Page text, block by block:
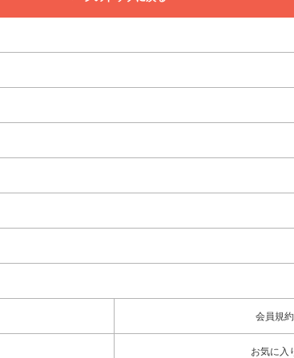
会員規約
お気に入